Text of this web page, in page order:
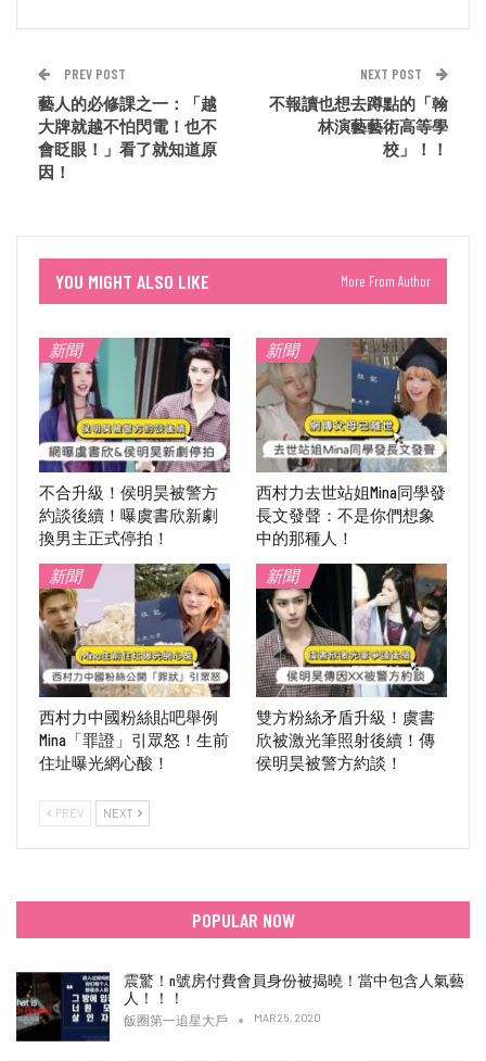
PREV POST
藝人的必修課之一：「越
大牌就越不怕閃電！也不
會眨眼！」看了就知道原
因！
NEXT POST
不報讀也想去蹲點的「翰
林演藝藝術高等學
校」！！
YOU MIGHT ALSO LIKE More From Author
新聞
不合升級！侯明昊被警方
約談後續！曝虞書欣新劇
換男主正式停拍！
新聞
西村力去世站姐Mina同學發
長文發聲：不是你們想象
中的那種人！
新聞
西村力中國粉絲貼吧舉例
Mina「罪證」引眾怒！生前
住址曝光網心酸！
新聞
雙方粉絲矛盾升級！虞書
欣被激光筆照射後續！傳
侯明昊被警方約談！
PREV NEXT
POPULAR NOW
震驚！n號房付費會員身份被揭曉！當中包含人氣藝
人！！！
飯圈第一追星大戶 MAR 25, 2020